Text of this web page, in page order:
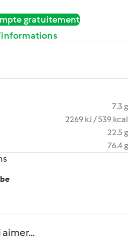
gratuitement
7.3 g
2269 kJ / 539 kcal
22.5 g
76.4 g